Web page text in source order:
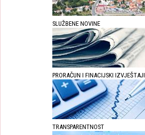
SLUŽBENE NOVINE
PRORAČUN I FINACIJSKI IZVJEŠTAJI
TRANSPARENTNOST